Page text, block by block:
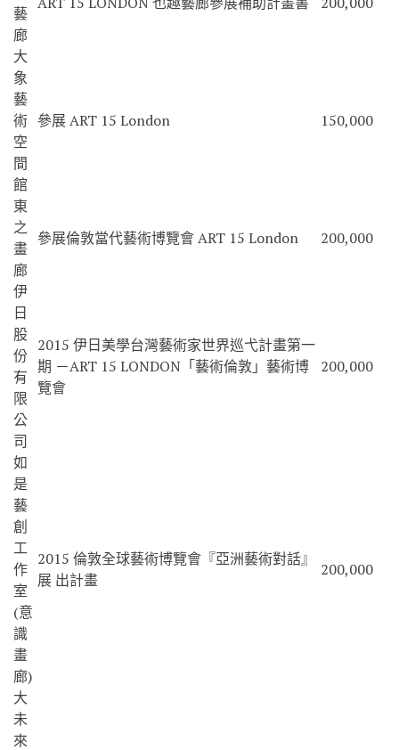
藝
廊
大
象
藝
術
空
間
館
參展 ART 15 London 150,000
東
之
畫
廊
參展倫敦當代藝術博覽會 ART 15 London 200,000
伊
日
股
份
有
限
公
司
2015 伊日美學台灣藝術家世界巡弋計畫第一
期 －ART 15 LONDON「藝術倫敦」藝術博
覽會
200,000
如
是
藝
創
工
作
室
(意
識
畫
廊)
2015 倫敦全球藝術博覽會『亞洲藝術對話』
展 出計畫
200,000
大
未
來